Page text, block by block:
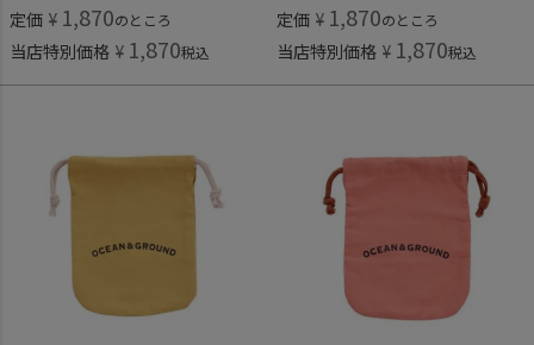
定価 ¥ 1,870のところ
当店特別価格 ¥ 1,870税込
定価 ¥ 1,870のところ
当店特別価格 ¥ 1,870税込